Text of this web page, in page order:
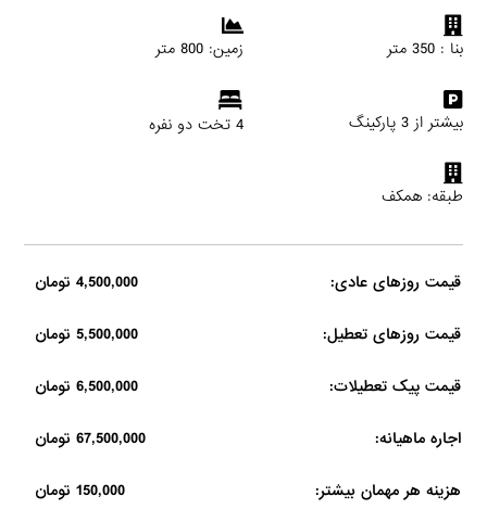
بنا : 350 متر زمین: 800 متر
بیشتر از 3 پارکینگ 4 تخت دو نفره
طبقه: همکف
قیمت روزهای عادی: 4,500,000 تومان
قیمت روزهای تعطیل: 5,500,000 تومان
قیمت پیک تعطیلات: 6,500,000 تومان
اجاره ماهیانه: 67,500,000 تومان
هزینه هر مهمان بیشتر: 150,000 تومان